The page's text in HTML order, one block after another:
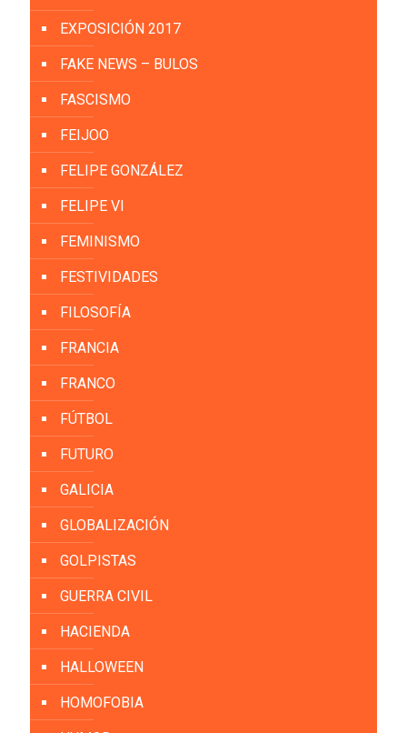
EXPOSICIÓN 2017
FAKE NEWS – BULOS
FASCISMO
FEIJOO
FELIPE GONZÁLEZ
FELIPE VI
FEMINISMO
FESTIVIDADES
FILOSOFÍA
FRANCIA
FRANCO
FÚTBOL
FUTURO
GALICIA
GLOBALIZACIÓN
GOLPISTAS
GUERRA CIVIL
HACIENDA
HALLOWEEN
HOMOFOBIA